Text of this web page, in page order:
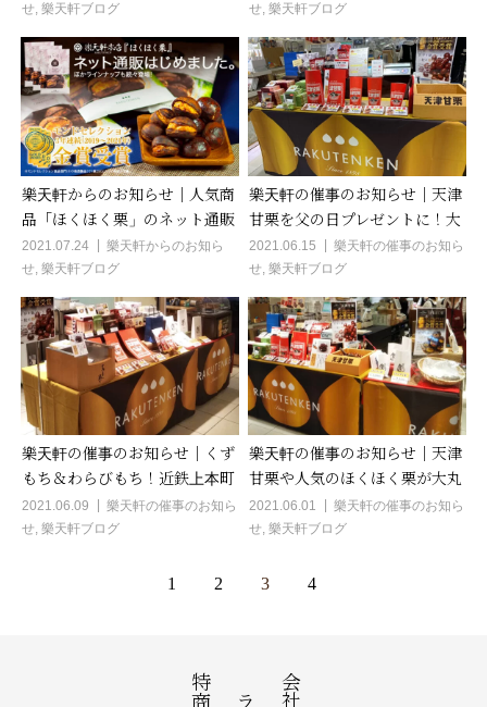
高島屋店で好評発売中♪
せ, 樂天軒ブログ
をご自宅へお届け♪
せ, 樂天軒ブログ
樂天軒からのお知らせ｜人気商
品「ほくほく栗」のネット通販
をはじめました!ご家庭の食卓
へお届け♪
2021.07.24
樂天軒からのお知ら
せ, 樂天軒ブログ
樂天軒の催事のお知らせ｜天津
甘栗を父の日プレゼントに！大
丸梅田店で出店中！
2021.06.15
樂天軒の催事のお知ら
せ, 樂天軒ブログ
樂天軒の催事のお知らせ｜くず
もち＆わらびもち！近鉄上本町
店で夏のスイーツが新登場☆
2021.06.09
樂天軒の催事のお知ら
せ, 樂天軒ブログ
樂天軒の催事のお知らせ｜天津
甘栗や人気のほくほく栗が大丸
梅田店で好評発売中♪
2021.06.01
樂天軒の催事のお知ら
せ, 樂天軒ブログ
1 2 3 4